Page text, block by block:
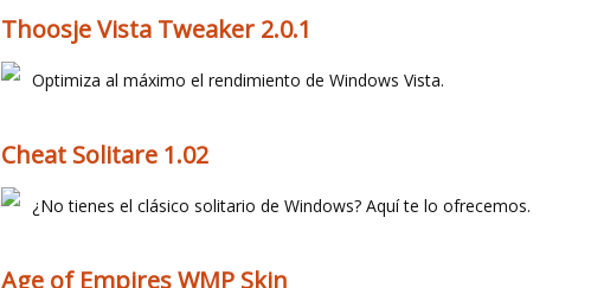
Thoosje Vista Tweaker 2.0.1
Optimiza al máximo el rendimiento de Windows Vista.
Cheat Solitare 1.02
¿No tienes el clásico solitario de Windows? Aquí te lo ofrecemos.
Age of Empires WMP Skin